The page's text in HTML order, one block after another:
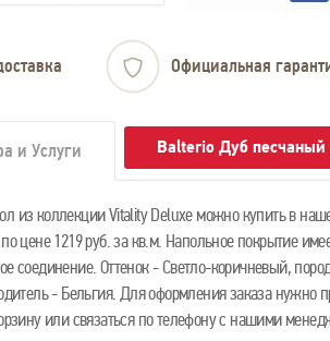
Официальная
и Услуги Balterio Дуб
из коллекции Vitality Deluxe можно купить в
цене 1219 руб. за кв.м. Напольное покрытие
соединение. Оттенок - Светло-коричневый,
- Бельгия. Для оформления заказа нужно
или связаться по телефону с нашими